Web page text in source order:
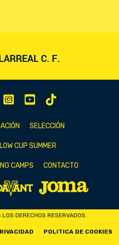
SELECCIÓN
CUP SUMMER
CAMPS CONTACTO
DERECHOS RESERVADOS.
POLITICA DE COOKIES